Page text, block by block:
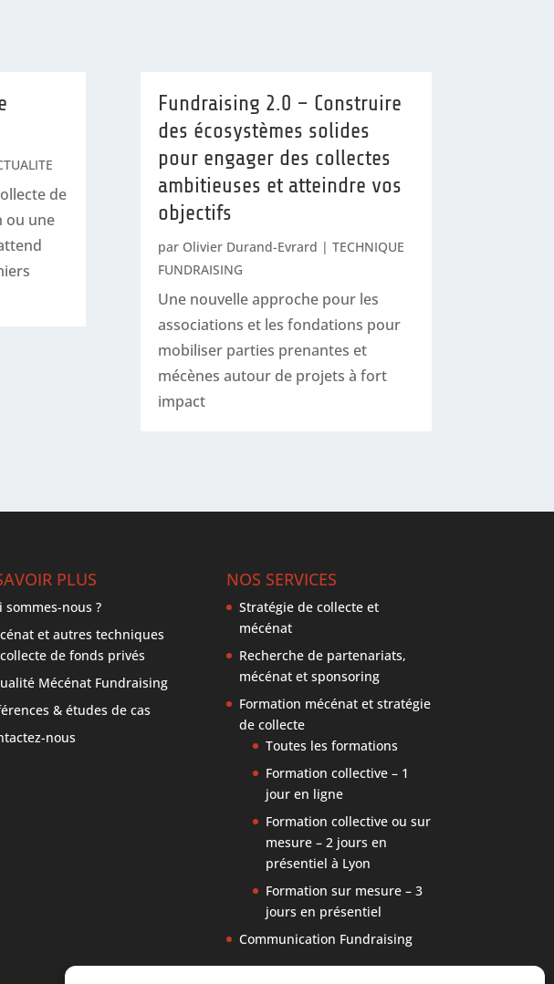
de
ou une
Fundraising 2.0 – Construire
des écosystèmes solides
pour engager des collectes
ambitieuses et atteindre vos
objectifs
par Olivier Durand-Evrard | TECHNIQUE
FUNDRAISING
Une nouvelle approche pour les
associations et les fondations pour
mobiliser parties prenantes et
mécènes autour de projets à fort
impact
PLUS
sommes-nous ?
et autres techniques
de fonds privés
Mécénat Fundraising
& études de cas
nous
NOS SERVICES
Stratégie de collecte et
mécénat
Recherche de partenariats,
mécénat et sponsoring
Formation mécénat et stratégie
de collecte
Toutes les formations
Formation collective – 1
jour en ligne
Formation collective ou sur
mesure – 2 jours en
présentiel à Lyon
Formation sur mesure – 3
jours en présentiel
Communication Fundraising